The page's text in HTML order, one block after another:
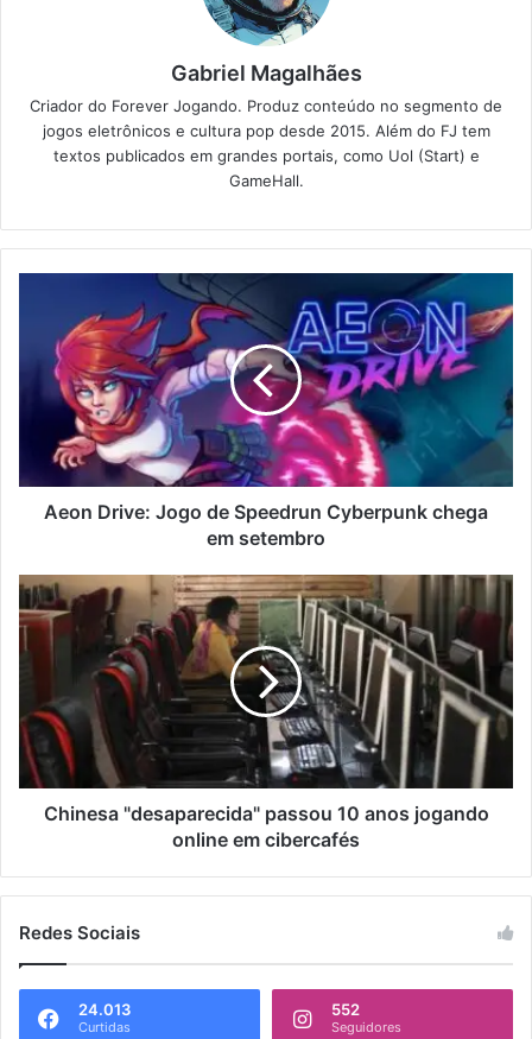
Gabriel Magalhães
Criador do Forever Jogando. Produz conteúdo no segmento de
jogos eletrônicos e cultura pop desde 2015. Além do FJ tem
textos publicados em grandes portais, como Uol (Start) e
GameHall.
Aeon Drive: Jogo de Speedrun Cyberpunk chega
em setembro
Chinesa "desaparecida" passou 10 anos jogando
online em cibercafés
Redes Sociais
24.013
Curtidas
552
Seguidores